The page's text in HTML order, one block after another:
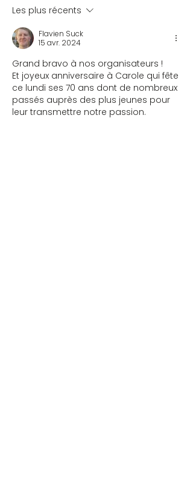
Les plus récents
Flavien Suck
15 avr. 2024
Grand bravo à nos organisateurs !
Et joyeux anniversaire à Carole qui fête
ce lundi ses 70 ans dont de nombreux
passés auprès des plus jeunes pour
leur transmettre notre passion.